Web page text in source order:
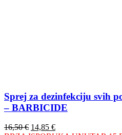
Sprej za dezinfekciju svih
– BARBICIDE
16,50€ Izvorna
14,85 €Trenutna